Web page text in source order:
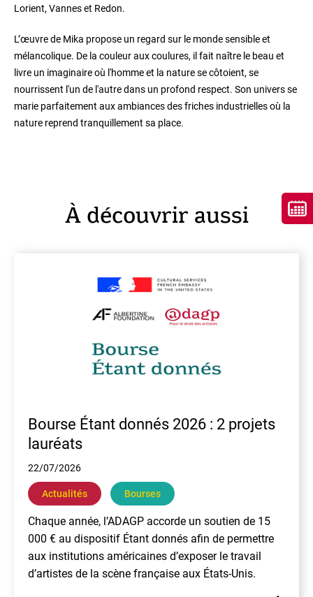
Lorient, Vannes et Redon.
L’œuvre de Mika propose un regard sur le monde sensible et
mélancolique. De la couleur aux coulures, il fait naître le beau et
livre un imaginaire où l'homme et la nature se côtoient, se
nourrissent l'un de l'autre dans un profond respect. Son univers se
marie parfaitement aux ambiances des friches industrielles où la
nature reprend tranquillement sa place.
À découvrir aussi
Bourse Étant donnés 2026 : 2 projets
lauréats
22/07/2026
Actualités Bourses
Chaque année, l’ADAGP accorde un soutien de 15
000 € au dispositif Étant donnés afin de permettre
aux institutions américaines d’exposer le travail
d’artistes de la scène française aux États-Unis.